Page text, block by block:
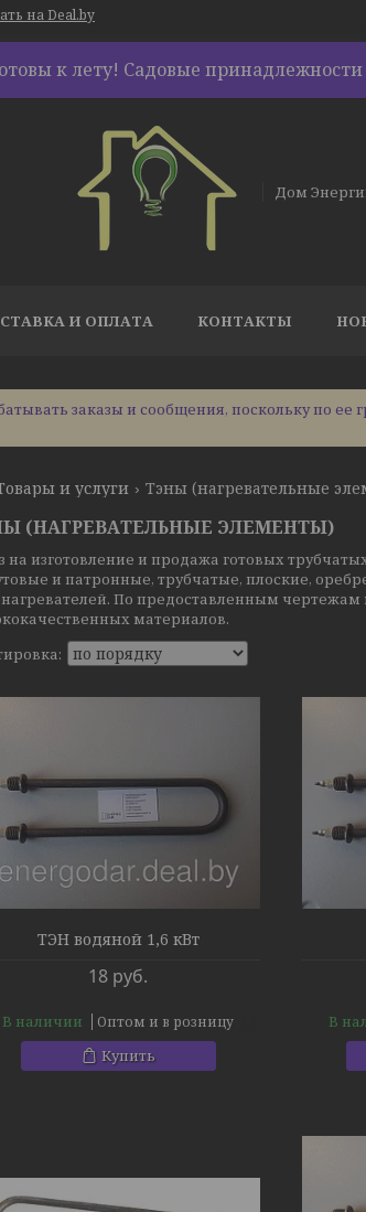
на Deal.by
к лету! Садовые
Дом
И ОПЛАТА КОНТАКТЫ
заказы и сообщения, поскольку по ее
и услуги Тэны (нагревательные
(НАГРЕВАТЕЛЬНЫЕ ЭЛЕМЕНТЫ)
на изготовление и продажа готовых
и патронные, трубчатые, плоские,
По предоставленным
материалов.
ТЭН водяной 1,6 кВт
18 руб.
В наличии Оптом и в розницу
Купить
В